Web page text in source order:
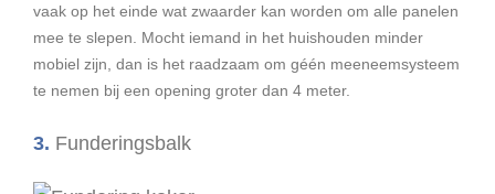
vaak op het einde wat zwaarder kan worden om alle panelen
mee te slepen. Mocht iemand in het huishouden minder
mobiel zijn, dan is het raadzaam om géén meeneemsysteem
te nemen bij een opening groter dan 4 meter.
3. Funderingsbalk